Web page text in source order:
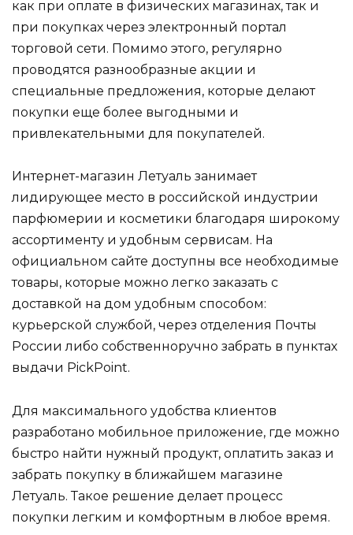
как при оплате в физических магазинах, так и
при покупках через электронный портал
торговой сети. Помимо этого, регулярно
проводятся разнообразные акции и
специальные предложения, которые делают
покупки еще более выгодными и
привлекательными для покупателей.
Интернет-магазин Летуаль занимает
лидирующее место в российской индустрии
парфюмерии и косметики благодаря широкому
ассортименту и удобным сервисам. На
официальном сайте доступны все необходимые
товары, которые можно легко заказать с
доставкой на дом удобным способом:
курьерской службой, через отделения Почты
России либо собственноручно забрать в пунктах
выдачи PickPoint.
Для максимального удобства клиентов
разработано мобильное приложение, где можно
быстро найти нужный продукт, оплатить заказ и
забрать покупку в ближайшем магазине
Летуаль. Такое решение делает процесс
покупки легким и комфортным в любое время.